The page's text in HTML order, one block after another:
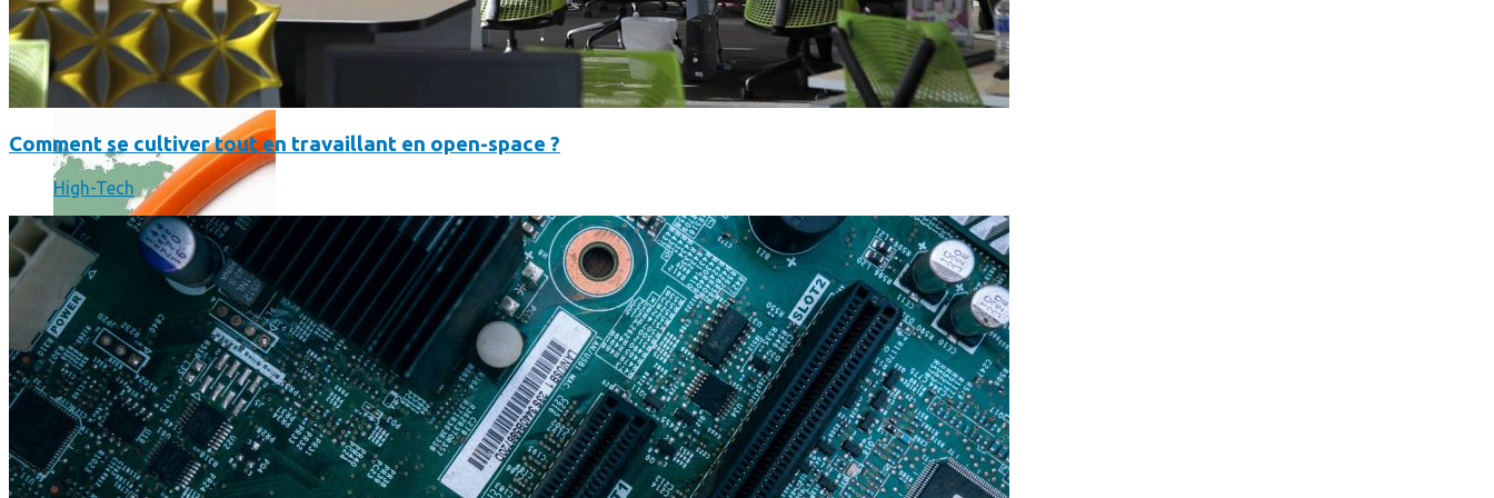
Où en sont les forfaits mobiles pour les pros ?
SmartPhone
Comment se cultiver tout en travaillant en open-space ?
High-Tech